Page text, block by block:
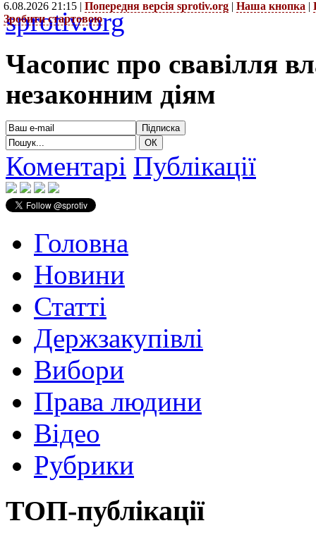
6.08.2026 21:15 | Попередня версія sprotiv.org | Наша кнопка |
Зробити стартовою
sprotiv.org
Часопис про свавілля
незаконним діям
Коментарі Публікації
Головна
Новини
Статті
Держзакупівлі
Вибори
Права людини
Відео
Рубрики
ТОП-публікації